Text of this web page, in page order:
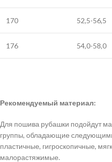
170 52,5-56,5
176 54,0-58,0
Рекомендуемый материал:
Для пошива рубашки подойдут
группы, обладающие
пластичные, гигроскопичные,
малорастяжимые.